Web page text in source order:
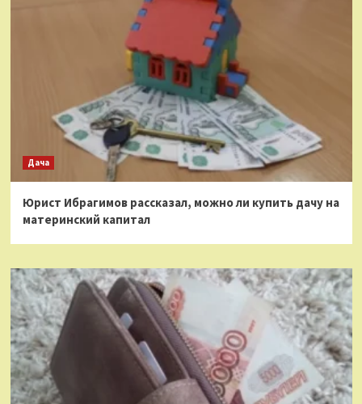
Дача
Юрист Ибрагимов рассказал, можно ли купить дачу на
материнский капитал